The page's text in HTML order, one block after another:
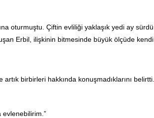
oturmuştu. Çiftin evliliği yaklaşık yedi ay sürdü
Erbil, ilişkinin bitmesinde büyük ölçüde kendi
birbirleri hakkında konuşmadıklarını belirtti.